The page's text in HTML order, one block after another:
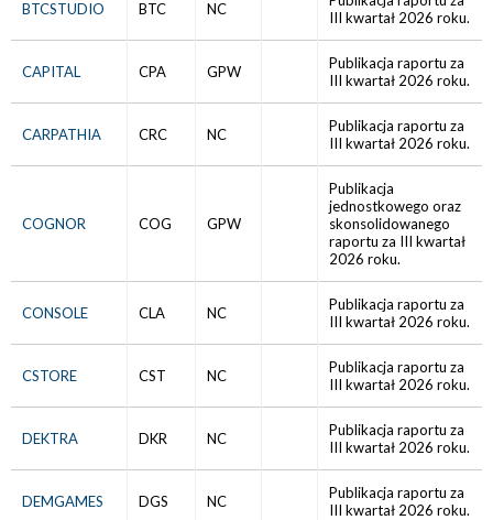
BTCSTUDIO BTC NC
III kwartał 2026 roku.
CAPITAL CPA GPW
Publikacja raportu za
III kwartał 2026 roku.
CARPATHIA CRC NC
Publikacja raportu za
III kwartał 2026 roku.
COGNOR COG GPW
Publikacja
jednostkowego oraz
skonsolidowanego
raportu za III kwartał
2026 roku.
CONSOLE CLA NC
Publikacja raportu za
III kwartał 2026 roku.
CSTORE CST NC
Publikacja raportu za
III kwartał 2026 roku.
DEKTRA DKR NC
Publikacja raportu za
III kwartał 2026 roku.
DEMGAMES DGS NC
Publikacja raportu za
III kwartał 2026 roku.